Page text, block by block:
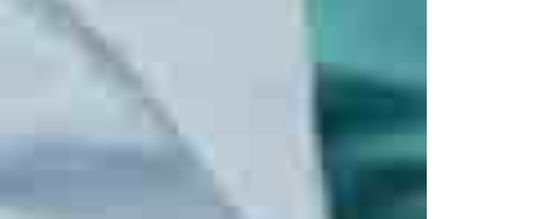
AUTOGLOSS - Broschüren.pdf